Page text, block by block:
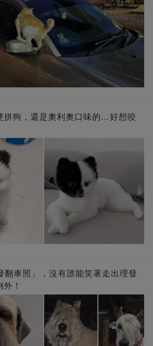
拼狗，還是奧利奧口味的…好想咬
翻車照」，沒有誰能笑著走出理發
！